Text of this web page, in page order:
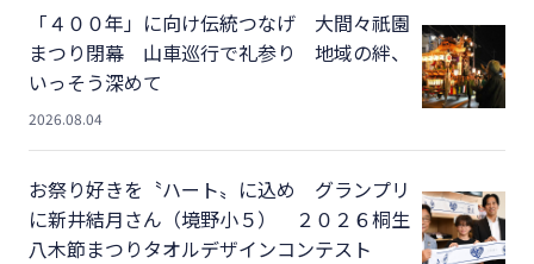
「４００年」に向け伝統つなげ 大間々祇園
まつり閉幕 山車巡行で礼参り 地域の絆、
いっそう深めて
2026.08.04
お祭り好きを〝ハート〟に込め グランプリ
に新井結月さん（境野小５） ２０２６桐生
八木節まつりタオルデザインコンテスト